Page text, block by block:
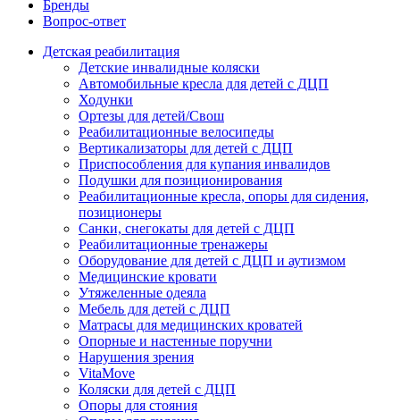
Бренды
Вопрос-ответ
Детская реабилитация
Детские инвалидные коляски
Автомобильные кресла для детей с ДЦП
Ходунки
Ортезы для детей/Свош
Реабилитационные велосипеды
Вертикализаторы для детей с ДЦП
Приспособления для купания инвалидов
Подушки для позиционирования
Реабилитационные кресла, опоры для сидения,
позиционеры
Санки, снегокаты для детей с ДЦП
Реабилитационные тренажеры
Оборудование для детей с ДЦП и аутизмом
Медицинские кровати
Утяжеленные одеяла
Мебель для детей с ДЦП
Матрасы для медицинских кроватей
Опорные и настенные поручни
Нарушения зрения
VitaMove
Коляски для детей с ДЦП
Опоры для стояния